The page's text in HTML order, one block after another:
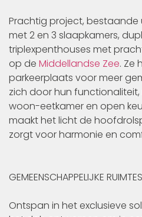
Prachtig project,
met 2 en 3 slaapkamers,
triplexpenthouses met
op de Middellandse Zee. Ze
parkeerplaats voor meer
zich door hun
woon-eetkamer en open
maakt het licht de
zorgt voor harmonie en
GEMEENSCHAPPELIJKE RUIMTES
Ontspan in het exclusieve